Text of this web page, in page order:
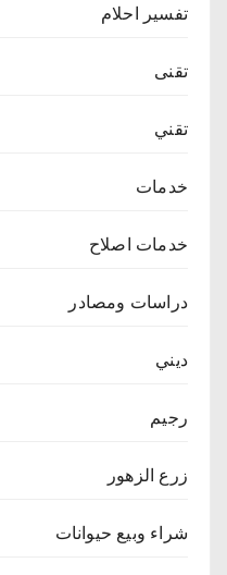
تفسير احلام
تقنى
تقني
خدمات
خدمات اصلاح
دراسات ومصادر
ديني
رجيم
زرع الزهور
شراء وبيع حيوانات